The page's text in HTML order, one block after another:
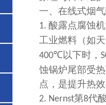
一、在线式烟
1. 酸露点腐蚀
工业燃料（如
400℃ 以下时，
蚀锅炉尾部受
点，是提升热
2. Nernst第8代